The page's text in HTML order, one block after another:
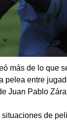
más de lo que
pelea entre
Juan Pablo
de